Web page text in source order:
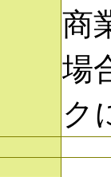
商
場
ク